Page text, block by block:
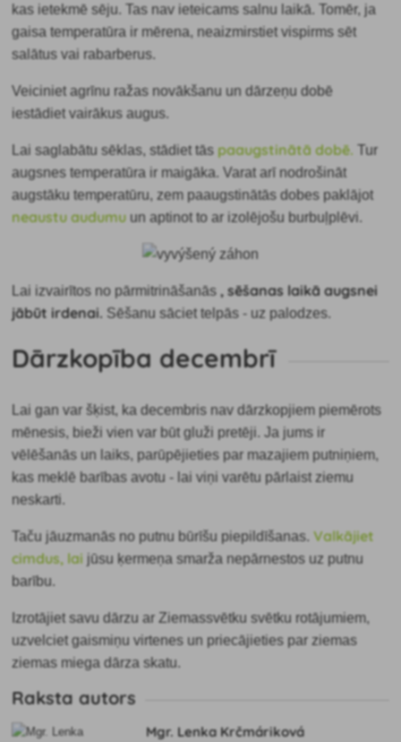
kas ietekmē sēju. Tas nav ieteicams salnu laikā. Tomēr, ja
gaisa temperatūra ir mērena, neaizmirstiet vispirms sēt
salātus vai rabarberus.
Veiciniet agrīnu ražas novākšanu un dārzeņu dobē
iestādiet vairākus augus.
Lai saglabātu sēklas, stādiet tāspaaugstinātā dobē. Tur
augsnes temperatūra ir maigāka. Varat arī nodrošināt
augstāku temperatūru, zem paaugstinātās dobes paklājot
neaustu audumu un aptinot to ar izolējošu burbuļplēvi.
Lai izvairītos no pārmitrināšanās , sēšanas laikā augsnei
jābūt irdenai. Sēšanu sāciet telpās - uz palodzes.
Dārzkopība decembrī
Lai gan var šķist, ka decembris nav dārzkopjiem piemērots
mēnesis, bieži vien var būt gluži pretēji. Ja jums ir
vēlēšanās un laiks, parūpējieties par mazajiem putniņiem,
kas meklē barības avotu - lai viņi varētu pārlaist ziemu
neskarti.
Taču jāuzmanās no putnu būrīšu piepildīšanas. Valkājiet
cimdus, lai jūsu ķermeņa smarža nepārnestos uz putnu
barību.
Izrotājiet savu dārzu ar Ziemassvētku svētku rotājumiem,
uzvelciet gaismiņu virtenes un priecājieties par ziemas
ziemas miega dārza skatu.
Raksta autors
Mgr. Lenka Krčmáriková